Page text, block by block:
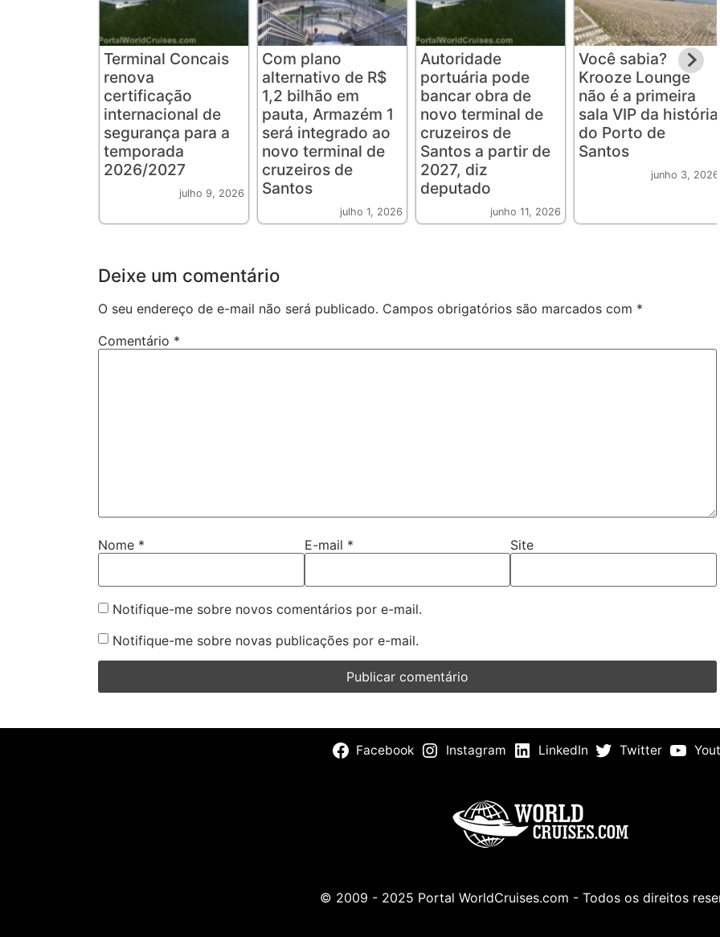
Terminal Concais
renova
certificação
internacional de
segurança para a
temporada
2026/2027
julho 9, 2026
Com plano
alternativo de R$
1,2 bilhão em
pauta, Armazém 1
será integrado ao
novo terminal de
cruzeiros de
Santos
julho 1, 2026
Autoridade
portuária pode
bancar obra de
novo terminal de
cruzeiros de
Santos a partir de
2027, diz
deputado
junho 11, 2026
Você sabia?
Krooze Lounge
não é a primeira
sala VIP da história
do Porto de
Santos
junho 3, 2026
Deixe um comentário
O seu endereço de e-mail não será publicado. Campos obrigatórios são marcados com *
Comentário *
Nome * E-mail * Site
Notifique-me sobre novos comentários por e-mail.
Notifique-me sobre novas publicações por e-mail.
Facebook Instagram LinkedIn Twitter
© 2009 - 2025 Portal WorldCruises.com - Todos os direitos